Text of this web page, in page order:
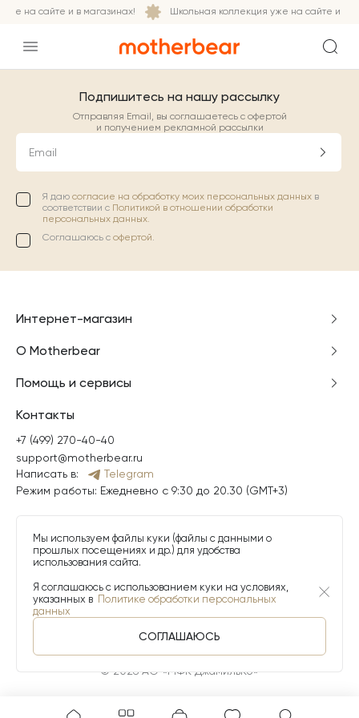
на сайте и в магазинах! Школьная коллекция уже на сайте и в
Подпишитесь на нашу рассылку
Отправляя Email, вы соглашаетесь с офертой
и получением рекламной рассылки
Email
Я даю согласие на обработку моих персональных данных в
соответствии с Политикой в отношении обработки
персональных данных.
Соглашаюсь с офертой.
Интернет-магазин
О Motherbear
Помощь и сервисы
Контакты
+7 (499) 270-40-40
support@motherbear.ru
Написать в:
Telegram
Режим работы: Ежедневно с 9:30 до 20.30 (GMT+3)
© 2026 АО «МФК ДжамильКо»
Мы используем файлы куки (файлы с данными о
прошлых посещениях и др.) для удобства
использования сайта.
Я соглашаюсь с использованием куки на условиях,
указанных в Политике обработки персональных
данных
СОГЛАШАЮСЬ